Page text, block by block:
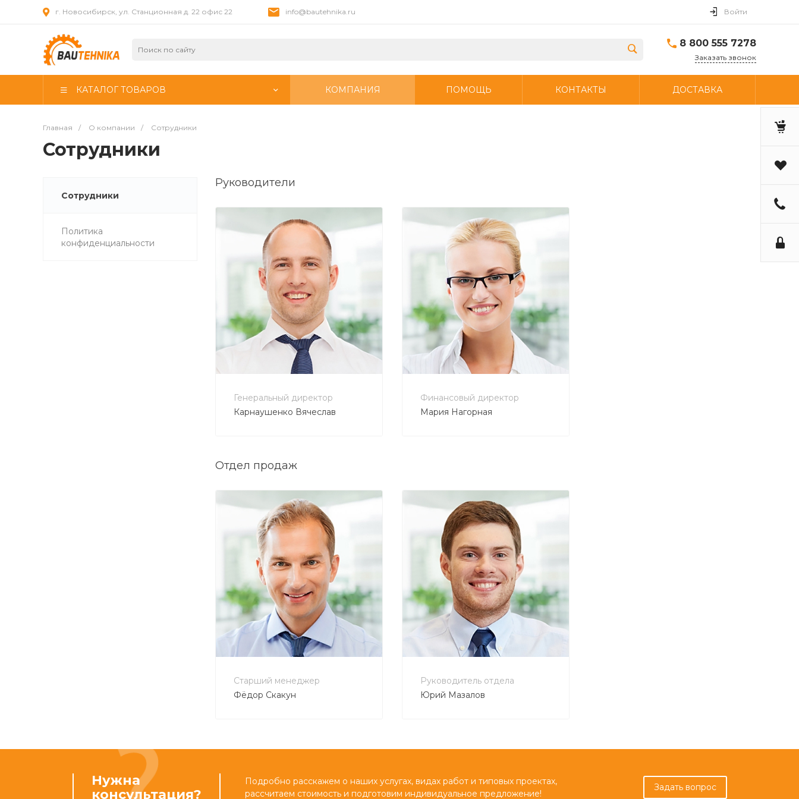
г. Новосибирск, ул. Станционная д. 22 офис 22 info@bautehnika.ru Войти
8 800 555 7278
Заказать звонок
КАТАЛОГ ТОВАРОВ КОМПАНИЯ ПОМОЩЬ КОНТАКТЫ ДОСТАВКА
Главная / О компании / Сотрудники
Сотрудники
Сотрудники
Политика
конфиденциальности
Руководители
Генеральный директор
Карнаушенко Вячеслав
+7 800 555 7278
vp@bautehnika.ru
Финансовый директор
Мария Нагорная
+7 800 555 7278
buh@bautehnika.ru
Отдел продаж
Старший менеджер
Фёдор Скакун
+7 800 555 7278
info@bautehnika.ru
Руководитель отдела
Юрий Мазалов
+7 800 555 7278
no-reply@intecweb.ru
Нужна
консультация?
Подробно расскажем о наших услугах, видах работ и типовых проектах,
рассчитаем стоимость и подготовим индивидуальное предложение!
Задать вопрос